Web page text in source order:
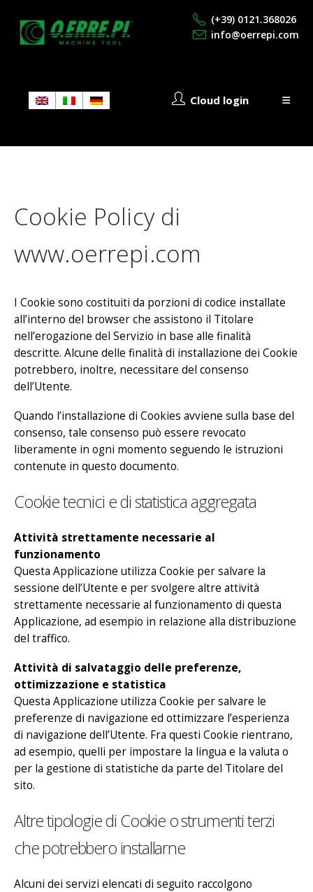
(+39) 0121.368026
info@oerrepi.com
Cloud login
Cookie Policy di
www.oerrepi.com
I Cookie sono costituiti da porzioni di codice installate
all’interno del browser che assistono il Titolare
nell’erogazione del Servizio in base alle finalità
descritte. Alcune delle finalità di installazione dei Cookie
potrebbero, inoltre, necessitare del consenso
dell’Utente.
Quando l’installazione di Cookies avviene sulla base del
consenso, tale consenso può essere revocato
liberamente in ogni momento seguendo le istruzioni
contenute in questo documento.
Cookie tecnici e di statistica aggregata
Attività strettamente necessarie al
funzionamento
Questa Applicazione utilizza Cookie per salvare la
sessione dell’Utente e per svolgere altre attività
strettamente necessarie al funzionamento di questa
Applicazione, ad esempio in relazione alla distribuzione
del traffico.
Attività di salvataggio delle preferenze,
ottimizzazione e statistica
Questa Applicazione utilizza Cookie per salvare le
preferenze di navigazione ed ottimizzare l’esperienza
di navigazione dell’Utente. Fra questi Cookie rientrano,
ad esempio, quelli per impostare la lingua e la valuta o
per la gestione di statistiche da parte del Titolare del
sito.
Altre tipologie di Cookie o strumenti terzi
che potrebbero installarne
Alcuni dei servizi elencati di seguito raccolgono